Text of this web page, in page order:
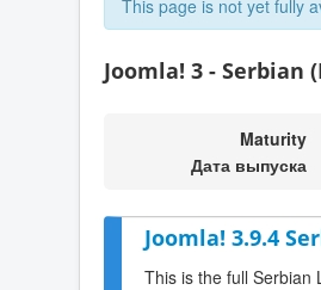
This page is not yet fully
Joomla! 3 - Serbian
Maturity
Дата выпуска
Joomla! 3.9.4
This is the full Serbian